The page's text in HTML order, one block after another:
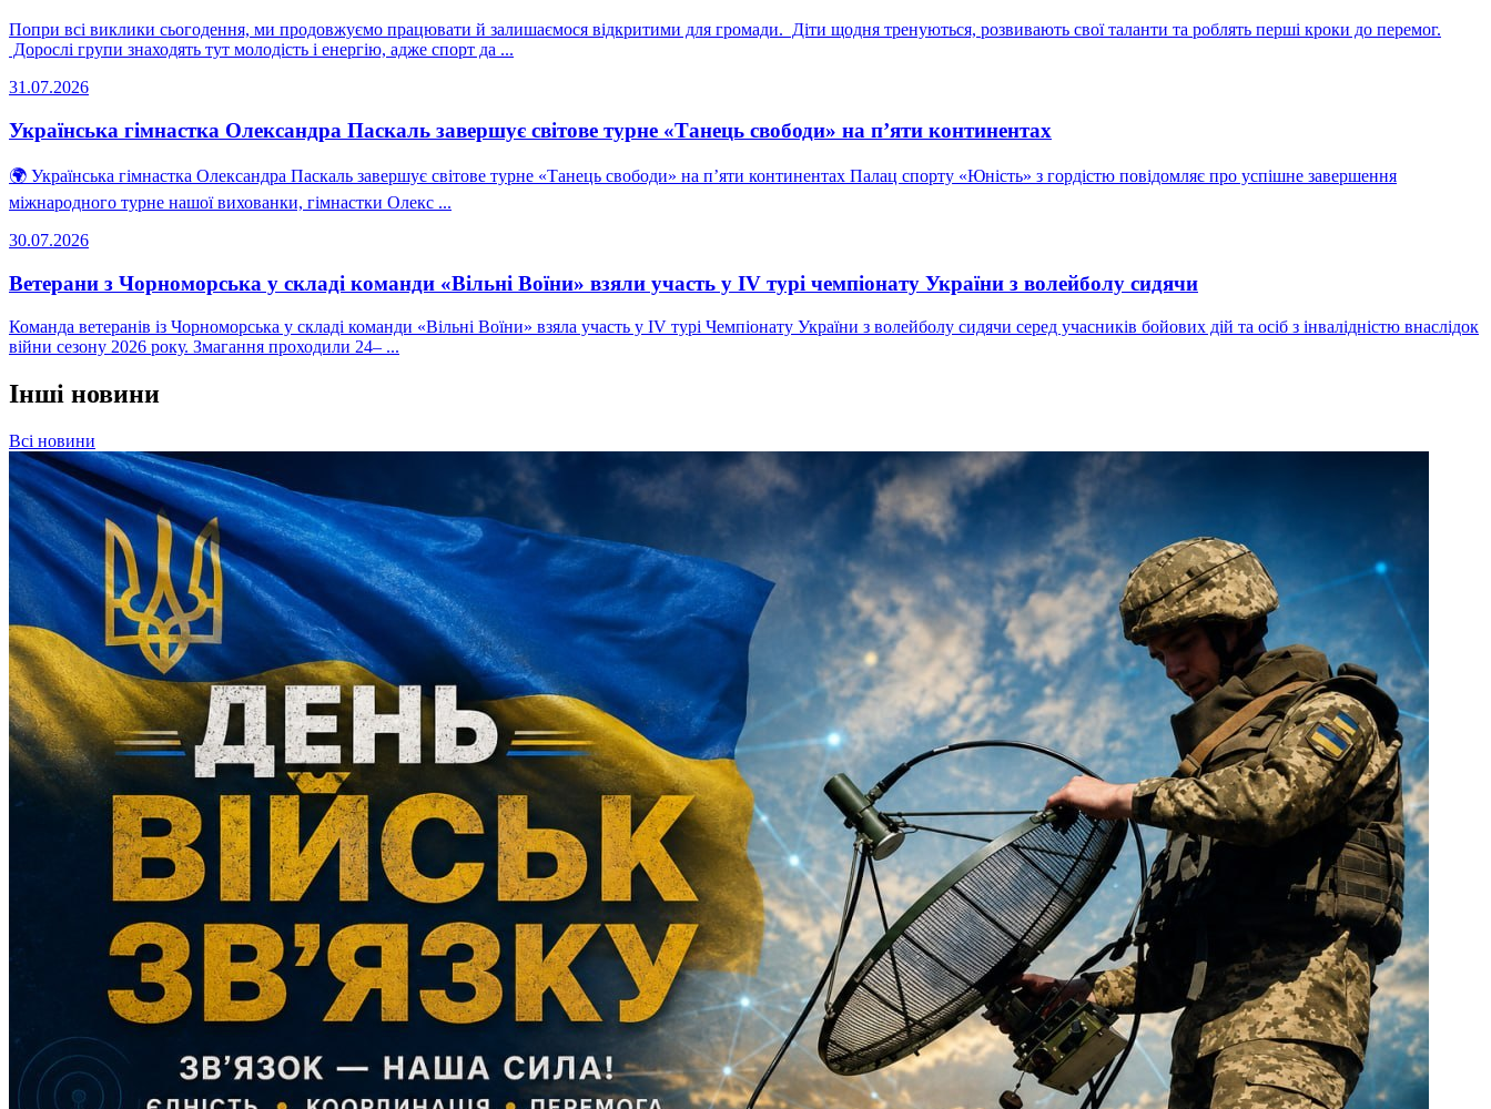
Попри всі виклики сьогодення, ми продовжуємо працювати й залишаємося відкритими для громади. Діти щодня тренуються, розвивають свої таланти та роблять перші кроки до перемог.
Дорослі групи знаходять тут молодість і енергію, адже спорт да ...
31.07.2026
Українська гімнастка Олександра Паскаль завершує світове турне «Танець свободи» на п’яти континентах
🌍 Українська гімнастка Олександра Паскаль завершує світове турне «Танець свободи» на п’яти континентах Палац спорту «Юність» з гордістю повідомляє про успішне завершення
міжнародного турне нашої вихованки, гімнастки Олекс ...
30.07.2026
Ветерани з Чорноморська у складі команди «Вільні Воїни» взяли участь у IV турі чемпіонату України з волейболу сидячи
Команда ветеранів із Чорноморська у складі команди «Вільні Воїни» взяла участь у IV турі Чемпіонату України з волейболу сидячи серед учасників бойових дій та осіб з інвалідністю внаслідок
війни сезону 2026 року. Змагання проходили 24– ...
Інші новини
Всі новини